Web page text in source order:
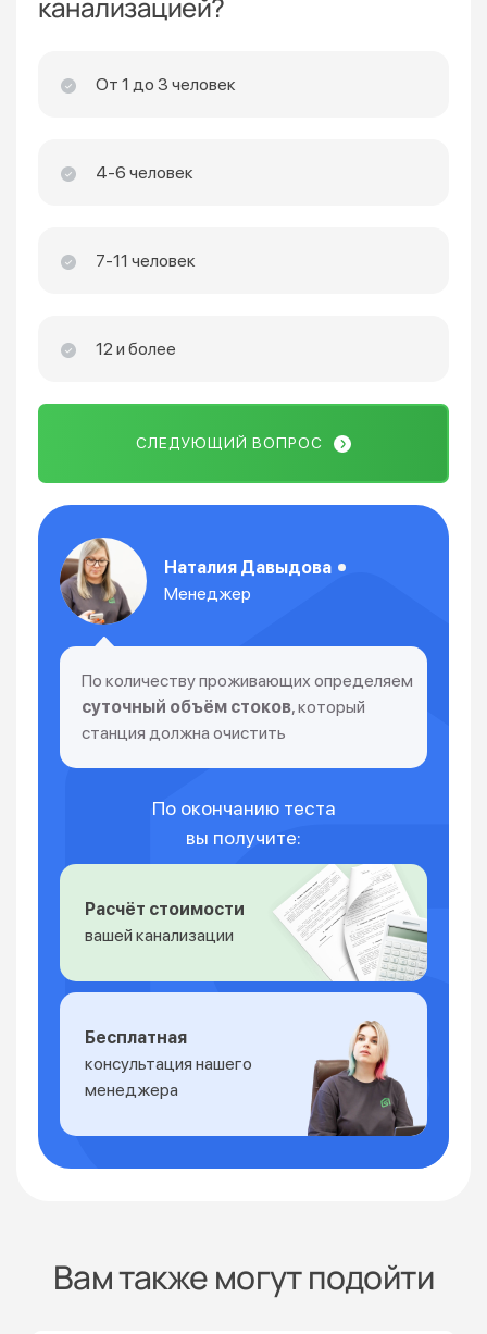
От 1 до 3 человек
4-6 человек
7-11 человек
12 и более
СЛЕДУЮЩИЙ ВОПРОС
Наталия Давыдова
Менеджер
По количеству проживающих определяем
суточный объём стоков, который
станция должна очистить
По окончанию теста
вы получите:
Расчёт стоимости
вашей канализации
Бесплатная
консультация нашего
менеджера
Вам также могут подойти